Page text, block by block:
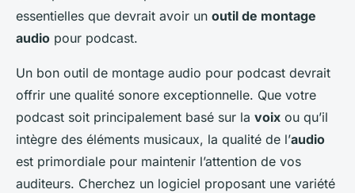
essentielles que devrait avoir un outil de montage
audio pour podcast.
Un bon outil de montage audio pour podcast devrait
offrir une qualité sonore exceptionnelle. Que votre
podcast soit principalement basé sur la voix ou qu’il
intègre des éléments musicaux, la qualité de l’audio
est primordiale pour maintenir l’attention de vos
auditeurs. Cherchez un logiciel proposant une variété